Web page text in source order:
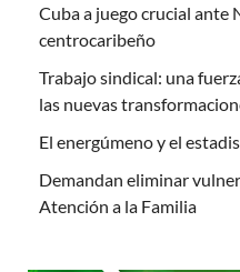
Cuba a juego crucial ante
centrocaribeño
Trabajo sindical: una
las nuevas
El energúmeno y el
Demandan eliminar
Atención a la Familia